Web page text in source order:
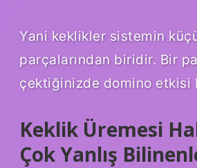
Yani keklikler sistemin
parçalarından biridir. Bir
çektiğinizde domino etkisi
Keklik Üremesi
Çok Yanlış